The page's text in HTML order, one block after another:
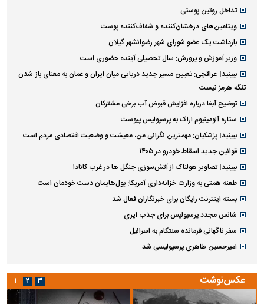
تداخل روتین پوستی
ویتامین‌های درخشان‌کننده و شفاف‌کننده پوست
بازداشت یک عضو شورای شهر رضوانشهر گیلان
وزیر آموزش و پرورش: سال تحصیلی آینده حضوری است
ببینید| عراقچی: تعیین مسیر جدید دریایی میان ایران و عمان به معنای باز شدن
تنگه هرمز نیست
توضیح آبفا درباره افزایش قبوض آب برخی مشترکان
ستاره آلومینیوم اراک به پرسپولیس پیوست
ببینید| پزشکیان: مهمترین نگرانی من، معیشت و وضعیت اقتصادی مردم است
قوانین جدید اسقاط خودرو در ۱۴۰۵
ببینید| تصاویر هولناک از آتش‌سوزی جنگل ها در غرب کانادا
طعنه همتی به وزارت خزانه‌داری آمریکا: پول‌هایمان دست خودمان است
بسته اینترنت رایگان برای خبرنگاران فعال شد
شانس مجدد پرسپولیس برای جذب ایری
سفر ناگهانی فرمانده سنتکام به اسرائیل
امیرحسین طاهری پرسپولیسی شد
عکس‌نوشت ۱ ۲ ۳